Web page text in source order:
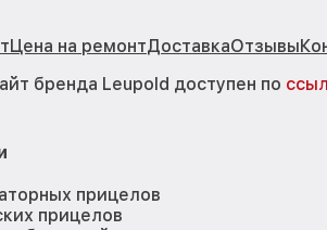
Цена на ремонтДоставкаОтзывы
бренда Leupold доступен по
прицелов
прицелов